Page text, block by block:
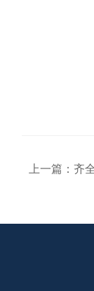
上一篇： 齐